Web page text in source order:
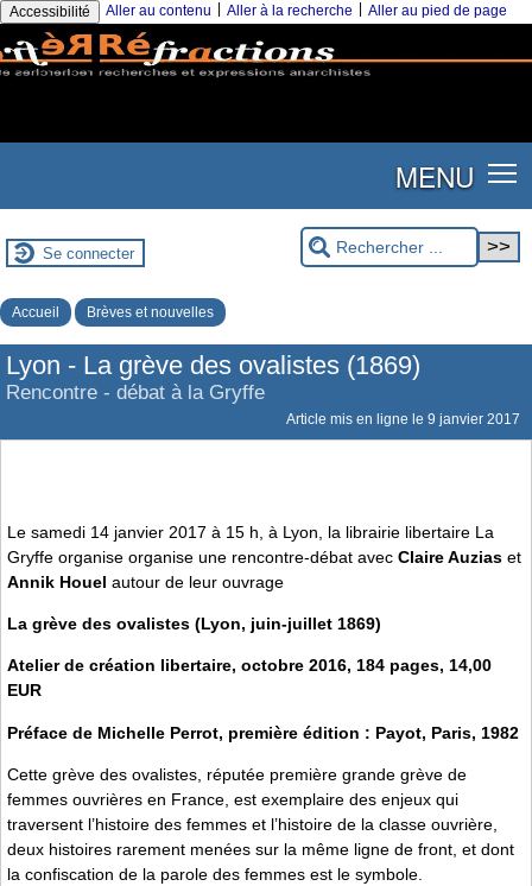
Accessibilité Aller au contenu Aller à la recherche Aller au pied de page
MENU
Se connecter
Accueil Brèves et nouvelles
Lyon - La grève des ovalistes (1869)
Rencontre - débat à la Gryffe
Article mis en ligne le 9 janvier 2017
Le samedi 14 janvier 2017 à 15 h, à Lyon, la librairie libertaire La
Gryffe organise organise une rencontre-débat avec Claire Auzias et
Annik Houel autour de leur ouvrage
La grève des ovalistes (Lyon, juin-juillet 1869)
Atelier de création libertaire, octobre 2016, 184 pages, 14,00
EUR
Préface de Michelle Perrot, première édition : Payot, Paris, 1982
Cette grève des ovalistes, réputée première grande grève de
femmes ouvrières en France, est exemplaire des enjeux qui
traversent l’histoire des femmes et l’histoire de la classe ouvrière,
deux histoires rarement menées sur la même ligne de front, et dont
la confiscation de la parole des femmes est le symbole.